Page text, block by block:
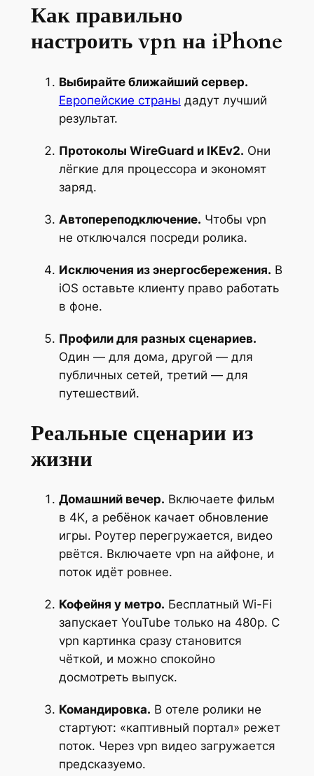
Как правильно
настроить vpn на iPhone
Выбирайте ближайший сервер.
Европейские страны дадут лучший
результат.
Протоколы WireGuard и IKEv2. Они
лёгкие для процессора и экономят
заряд.
Автопереподключение. Чтобы vpn
не отключался посреди ролика.
Исключения из энергосбережения. В
iOS оставьте клиенту право работать
в фоне.
Профили для разных сценариев.
Один — для дома, другой — для
публичных сетей, третий — для
путешествий.
Реальные сценарии из
жизни
Домашний вечер. Включаете фильм
в 4K, а ребёнок качает обновление
игры. Роутер перегружается, видео
рвётся. Включаете vpn на айфоне, и
поток идёт ровнее.
Кофейня у метро. Бесплатный Wi-Fi
запускает YouTube только на 480p. С
vpn картинка сразу становится
чёткой, и можно спокойно
досмотреть выпуск.
Командировка. В отеле ролики не
стартуют: «каптивный портал» режет
поток. Через vpn видео загружается
предсказуемо.